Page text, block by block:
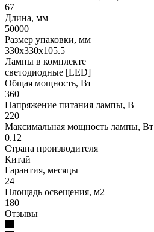
67
Длина, мм
50000
Размер упаковки, мм
330x330x105.5
Лампы в комплекте
светодиодные [LED]
Общая мощность, Вт
360
Напряжение питания лампы, В
220
Максимальная мощность лампы, Вт
0.12
Страна производителя
Китай
Гарантия, месяцы
24
Площадь освещения, м2
180
Отзывы